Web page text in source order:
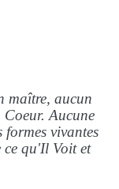
maître, aucun
Aucune
formes vivantes
ce qu'Il Voit et